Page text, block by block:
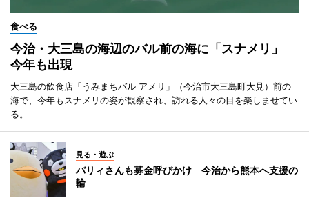
食べる
今治・大三島の海辺のバル前の海に「スナメリ」
今年も出現
大三島の飲食店「うみまちバル アメリ」（今治市大三島町大見）前の
海で、今年もスナメリの姿が観察され、訪れる人々の目を楽しませてい
る。
見る・遊ぶ
バリィさんも募金呼びかけ 今治から熊本へ支援の
輪